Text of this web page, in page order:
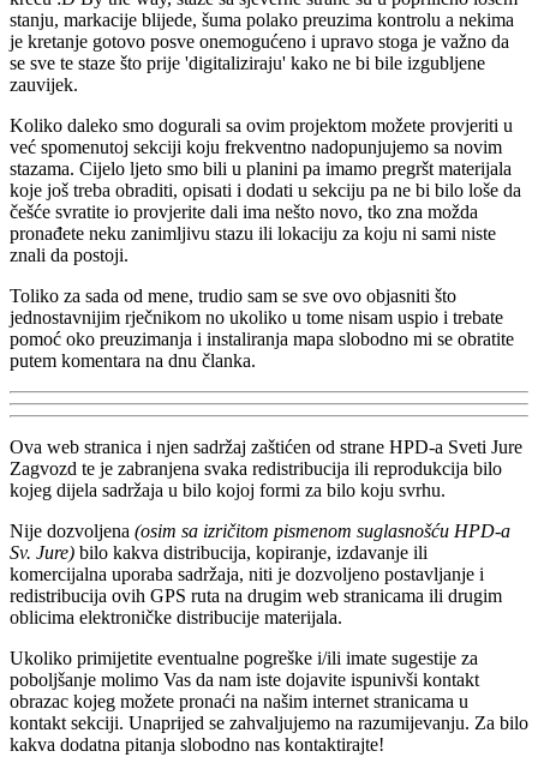
stanju, markacije blijede, šuma polako preuzima kontrolu a nekima
je kretanje gotovo posve onemogućeno i upravo stoga je važno da
se sve te staze što prije 'digitaliziraju' kako ne bi bile izgubljene
zauvijek.
Koliko daleko smo dogurali sa ovim projektom možete provjeriti u
već spomenutoj sekciji koju frekventno nadopunjujemo sa novim
stazama. Cijelo ljeto smo bili u planini pa imamo pregršt materijala
koje još treba obraditi, opisati i dodati u sekciju pa ne bi bilo loše da
češće svratite io provjerite dali ima nešto novo, tko zna možda
pronađete neku zanimljivu stazu ili lokaciju za koju ni sami niste
znali da postoji.
Toliko za sada od mene, trudio sam se sve ovo objasniti što
jednostavnijim rječnikom no ukoliko u tome nisam uspio i trebate
pomoć oko preuzimanja i instaliranja mapa slobodno mi se obratite
putem komentara na dnu članka.
Ova web stranica i njen sadržaj zaštićen od strane HPD-a Sveti Jure
Zagvozd te je zabranjena svaka redistribucija ili reprodukcija bilo
kojeg dijela sadržaja u bilo kojoj formi za bilo koju svrhu.
Nije dozvoljena (osim sa izričitom pismenom suglasnošću HPD-a
Sv. Jure) bilo kakva distribucija, kopiranje, izdavanje ili
komercijalna uporaba sadržaja, niti je dozvoljeno postavljanje i
redistribucija ovih GPS ruta na drugim web stranicama ili drugim
oblicima elektroničke distribucije materijala.
Ukoliko primijetite eventualne pogreške i/ili imate sugestije za
poboljšanje molimo Vas da nam iste dojavite ispunivši kontakt
obrazac kojeg možete pronaći na našim internet stranicama u
kontakt sekciji. Unaprijed se zahvaljujemo na razumijevanju. Za bilo
kakva dodatna pitanja slobodno nas kontaktirajte!